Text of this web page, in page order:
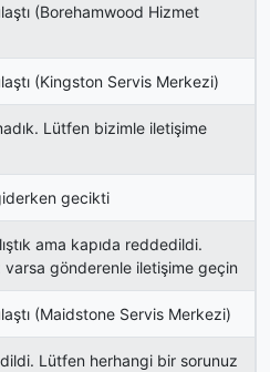
(Borehamwood Hizmet
(Kingston Servis Merkezi)
Lütfen bizimle iletişime
gecikti
ama kapıda reddedildi.
gönderenle iletişime geçin
(Maidstone Servis Merkezi)
Lütfen herhangi bir sorunuz